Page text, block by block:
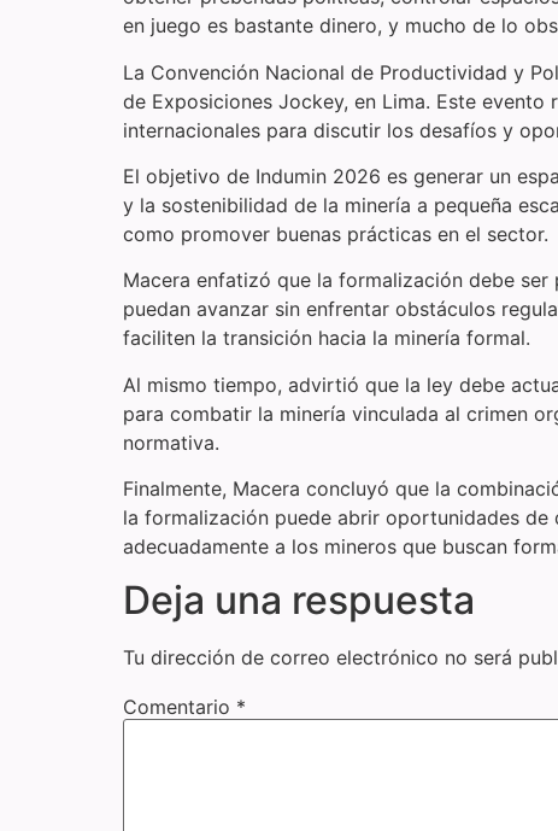
en juego es bastante dinero, y mucho de lo
La Convención Nacional de Productividad y
de Exposiciones Jockey, en Lima. Este evento
internacionales para discutir los desafíos y
El objetivo de Indumin 2026 es generar un
y la sostenibilidad de la minería a pequeña
como promover buenas prácticas en el sector.
Macera enfatizó que la formalización debe
puedan avanzar sin enfrentar obstáculos
faciliten la transición hacia la minería formal.
Al mismo tiempo, advirtió que la ley debe
para combatir la minería vinculada al crimen
normativa.
Finalmente, Macera concluyó que la
la formalización puede abrir oportunidades
adecuadamente a los mineros que buscan
Deja una respuesta
Tu dirección de correo electrónico no será
Comentario *